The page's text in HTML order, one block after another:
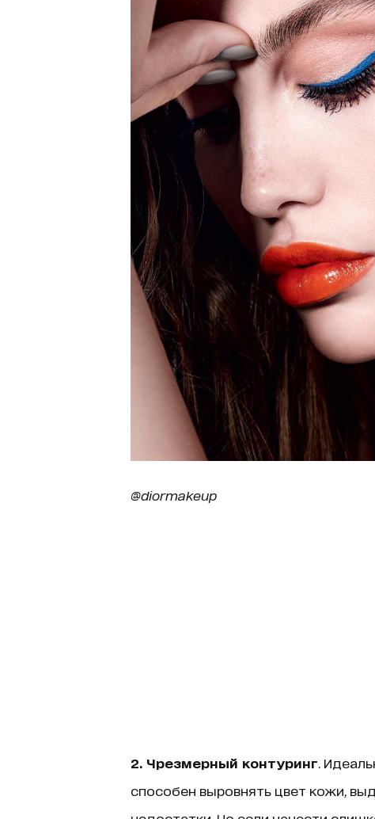
@diormakeup
2. Чрезмерный контуринг .
способен выровнять цвет кожи,